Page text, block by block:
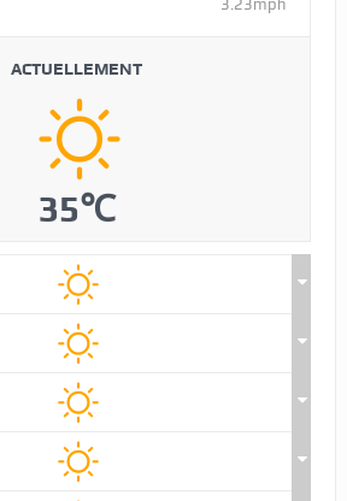
3.23mph
ACTUELLEMENT
35℃